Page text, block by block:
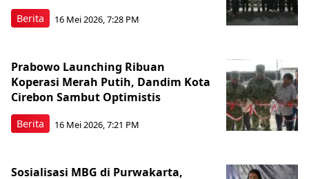
Berita 16 Mei 2026, 7:28 PM
Berita
Prabowo Launching Ribuan
Koperasi Merah Putih, Dandim Kota
Cirebon Sambut Optimistis
16 Mei 2026, 7:21 PM
Sosialisasi MBG di Purwakarta,